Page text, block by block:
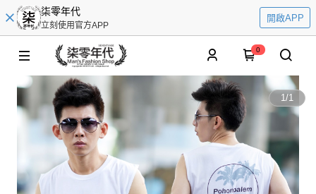
柒零年代
立刻使用官方APP
開啟APP
0
1/1